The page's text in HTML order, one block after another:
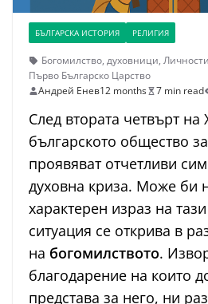
БЪЛГАРСКА ИСТОРИЯ РЕЛИГИЯ
Богомилство, духовници, Личности
Първо Българско Царство
Андрей Енев12 months 7 min read
След втората четвърт на
българското общество
проявяват отчетливи
духовна криза. Може би
характерен израз на
ситуация се открива в
на богомилството.
благодарение на които
представа за него, ни